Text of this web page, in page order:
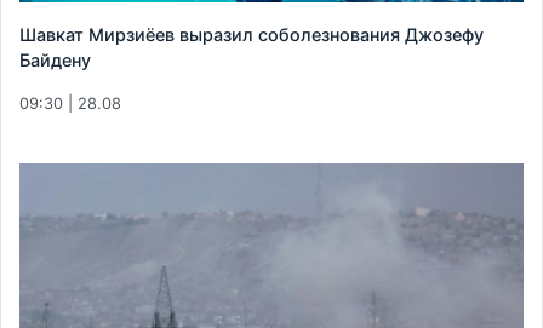
Шавкат Мирзиёев выразил соболезнования Джозефу
Байдену
09:30 | 28.08